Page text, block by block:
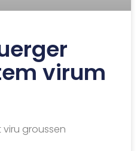
virum
viru groussen